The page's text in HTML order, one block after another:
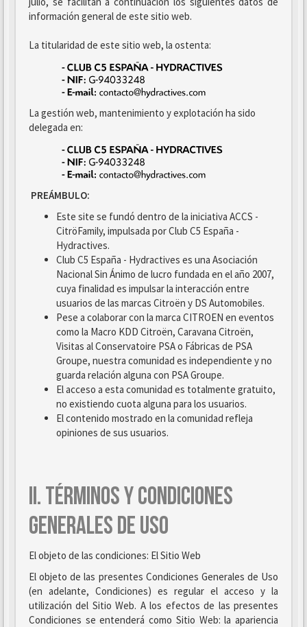
información general de este sitio web.
La titularidad de este sitio web, la ostenta:
La gestión web, mantenimiento y explotación ha sido
delegada en:
PREÁMBULO:
Este site se fundó dentro de la iniciativa ACCS -
CitröFamily, impulsada por Club C5 España -
Hydractives.
Club C5 España - Hydractives es una Asociación
Nacional Sin Ánimo de lucro fundada en el año 2007,
cuya finalidad es impulsar la interacción entre
usuarios de las marcas Citroën y DS Automobiles.
Pese a colaborar con la marca CITROEN en eventos
como la Macro KDD Citroën, Caravana Citroën,
Visitas al Conservatoire PSA o Fábricas de PSA
Groupe, nuestra comunidad es independiente y no
guarda relación alguna con PSA Groupe.
El acceso a esta comunidad es totalmente gratuito,
no existiendo cuota alguna para los usuarios.
El contenido mostrado en la comunidad refleja
opiniones de sus usuarios.
II. TÉRMINOS Y CONDICIONES
GENERALES DE USO
El objeto de las condiciones: El Sitio Web
El objeto de las presentes Condiciones Generales de Uso
(en adelante, Condiciones) es regular el acceso y la
utilización del Sitio Web. A los efectos de las presentes
Condiciones se entenderá como Sitio Web: la apariencia